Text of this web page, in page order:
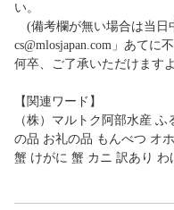
い。
(備考欄が無い場合は当日
cs@mlosjapan.com」あてに
何卒、ご了承いただけます
【関連ワード】
（株）マルトク阿部水産
の品 お礼の品 もんべつ オ
蟹 けがに 蟹 カニ 訳あり わ